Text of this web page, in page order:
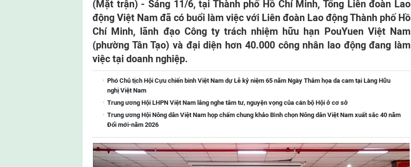
(Mặt trận) - Sáng 11/6, tại Thành phố Hồ Chí Minh, Tổng Liên đoàn Lao
động Việt Nam đã có buổi làm việc với Liên đoàn Lao động Thành phố Hồ
Chí Minh, lãnh đạo Công ty trách nhiệm hữu hạn PouYuen Việt Nam
(phường Tân Tạo) và đại diện hơn 40.000 công nhân lao động đang làm
việc tại doanh nghiệp.
Phó Chủ tịch Hội Cựu chiến binh Việt Nam dự Lễ kỷ niệm 65 năm Ngày Thảm họa da cam tại Làng Hữu
nghị Việt Nam
Trung ương Hội LHPN Việt Nam lắng nghe tâm tư, nguyện vọng của cán bộ Hội ở cơ sở
Trung ương Hội Nông dân Việt Nam họp chấm chung khảo Bình chọn Nông dân Việt Nam xuất sắc 40 năm
Đổi mới-năm 2026